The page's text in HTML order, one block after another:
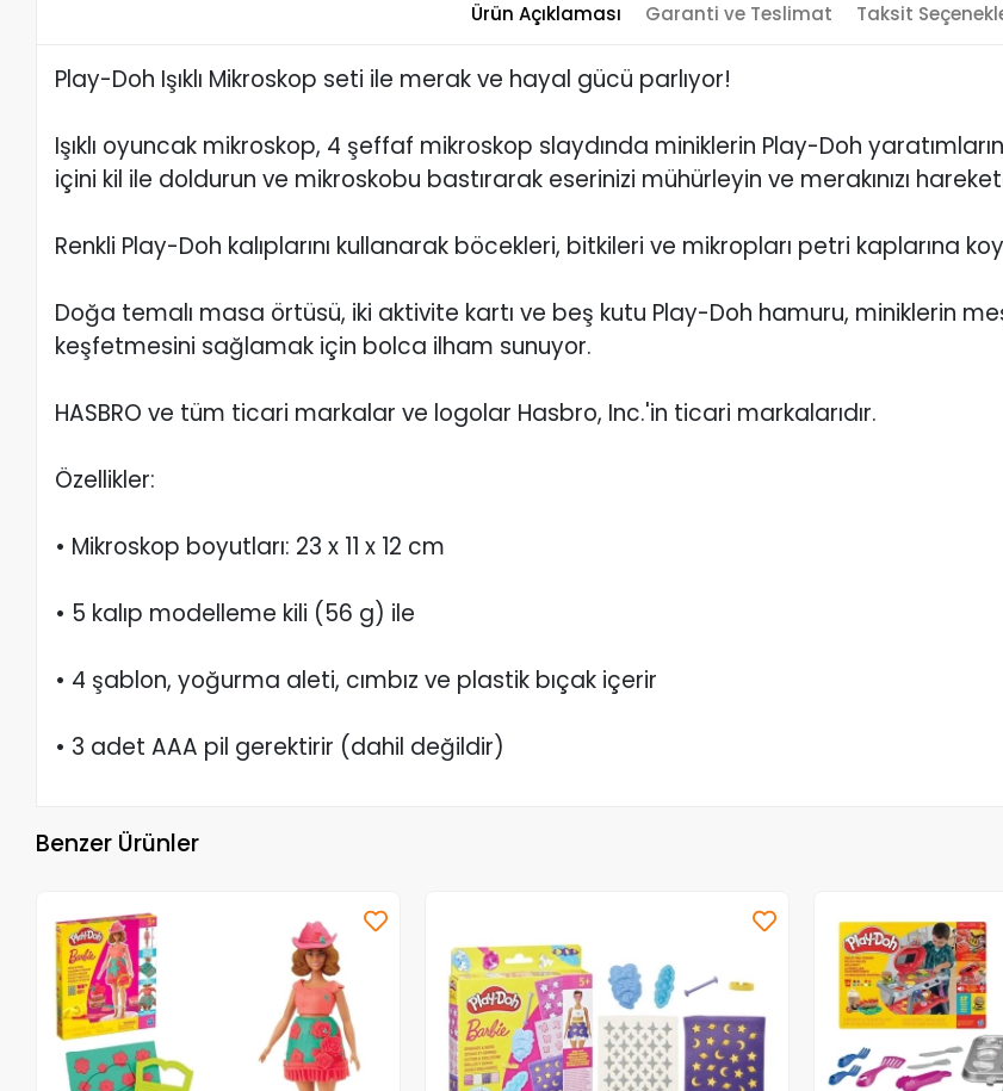
Ürün Açıklaması Garanti ve Teslimat Taksit
Play-Doh Işıklı Mikroskop seti ile merak ve hayal gücü parlıyor!
Işıklı oyuncak mikroskop, 4 şeffaf mikroskop slaydında miniklerin Play-Doh
içini kil ile doldurun ve mikroskobu bastırarak eserinizi mühürleyin ve merakınızı
Renkli Play-Doh kalıplarını kullanarak böcekleri, bitkileri ve mikropları petri kaplarına
Doğa temalı masa örtüsü, iki aktivite kartı ve beş kutu Play-Doh hamuru, miniklerin
keşfetmesini sağlamak için bolca ilham sunuyor.
HASBRO ve tüm ticari markalar ve logolar Hasbro, Inc.'in ticari markalarıdır.
Özellikler:
• Mikroskop boyutları: 23 x 11 x 12 cm
• 5 kalıp modelleme kili (56 g) ile
• 4 şablon, yoğurma aleti, cımbız ve plastik bıçak içerir
• 3 adet AAA pil gerektirir (dahil değildir)
Benzer Ürünler